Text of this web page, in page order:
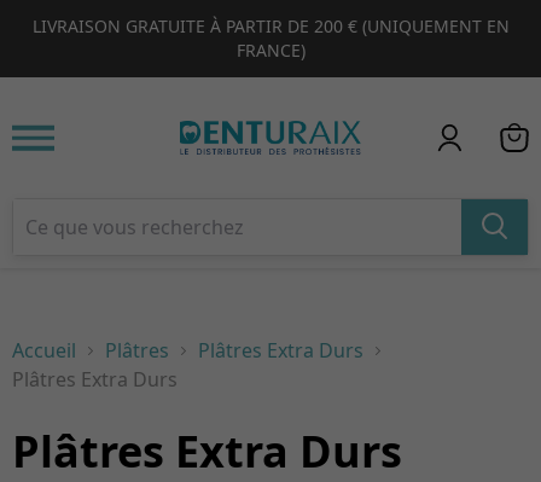
DE 200 € (UNIQUEMENT EN
PRODUITS EN PROMOTION
1 2 3 4
Accueil Plâtres
Plâtres Extra Durs
Plâtres Extra Durs
Plâtres Extra Durs